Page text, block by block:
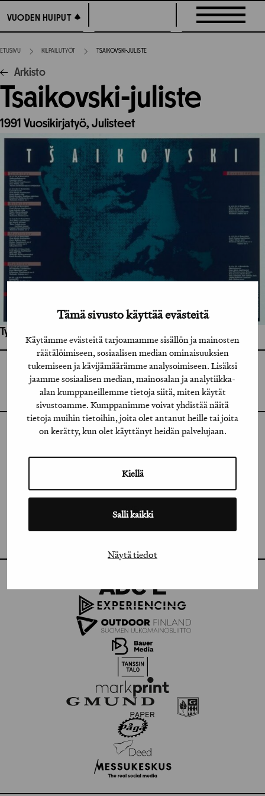
Tämä sivusto käyttää evästeitä
Käytämme evästeitä tarjoamamme sisällön ja mainosten
räätälöimiseen, sosiaalisen median ominaisuuksien
tukemiseen ja kävijämäärämme analysoimiseen. Lisäksi
jaamme sosiaalisen median, mainosalan ja analytiikka-
alan kumppaneillemme tietoja siitä, miten käytät
sivustoamme. Kumppanimme voivat yhdistää näitä
tietoja muihin tietoihin, joita olet antanut heille tai joita
on kerätty, kun olet käyttänyt heidän palvelujaan.
Kiellä
Salli kaikki
Näytä tiedot
suoraan
sisältöön
VUODEN HUIPUT
VUODEN HUIPUT
ETUSIVU KILPAILUTYÖT TSAIKOVSKI-JULISTE
Arkisto
Tsaikovski-juliste
1991 Vuosikirjatyö, Julisteet
Työhön osallistuneet henkilöt / tahot:
GRAFIA RY
GRAFIA(AT)GRAFIA.FI
UUDENMAANKATU 11 B 9,
00120 HELSINKI
INSTAGRAM
VIMEO